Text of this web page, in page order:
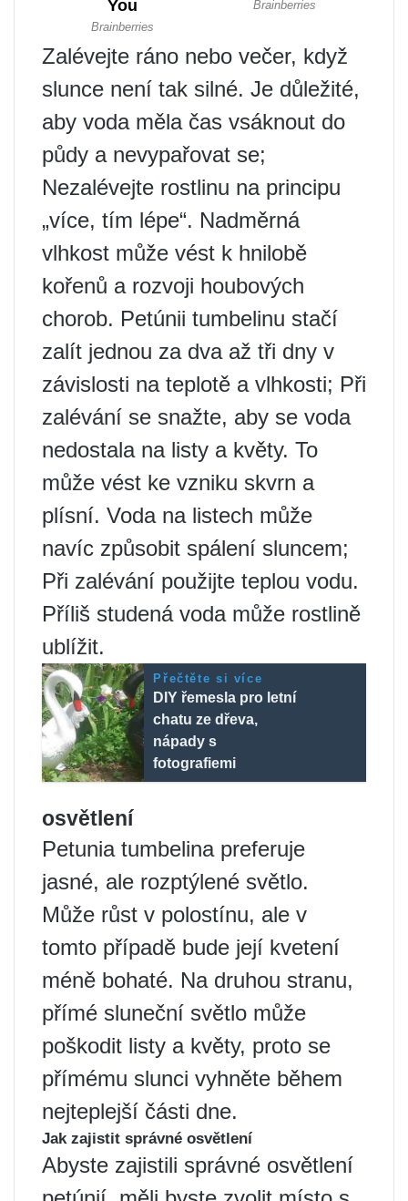
Zalévejte ráno nebo večer, když
slunce není tak silné. Je důležité,
aby voda měla čas vsáknout do
půdy a nevypařovat se;
Nezalévejte rostlinu na principu
„více, tím lépe“. Nadměrná
vlhkost může vést k hnilobě
kořenů a rozvoji houbových
chorob. Petúnii tumbelinu stačí
zalít jednou za dva až tři dny v
závislosti na teplotě a vlhkosti; Při
zalévání se snažte, aby se voda
nedostala na listy a květy. To
může vést ke vzniku skvrn a
plísní. Voda na listech může
navíc způsobit spálení sluncem;
Při zalévání použijte teplou vodu.
Příliš studená voda může rostlině
ublížit.
Přečtěte si více
DIY řemesla pro letní
chatu ze dřeva,
nápady s
fotografiemi
osvětlení
Petunia tumbelina preferuje
jasné, ale rozptýlené světlo.
Může růst v polostínu, ale v
tomto případě bude její kvetení
méně bohaté. Na druhou stranu,
přímé sluneční světlo může
poškodit listy a květy, proto se
přímému slunci vyhněte během
nejteplejší části dne.
Jak zajistit správné osvětlení
Abyste zajistili správné osvětlení